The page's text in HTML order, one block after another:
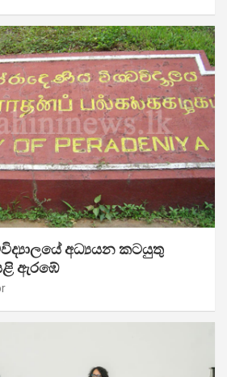
අධ්‍යයන කටයුතු
ඇරඹේ